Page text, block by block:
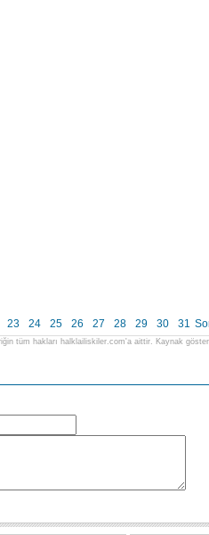
23 24 25 26 27 28 29 30 31
tüm hakları halklailiskiler.com'a aittir. Kaynak